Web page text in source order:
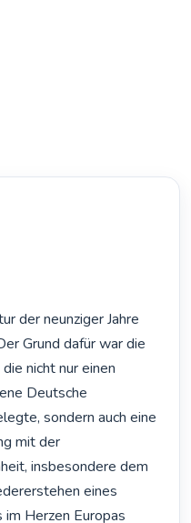
Grund dafür war die
nicht nur einen
Deutsche
sondern auch eine
mit der
insbesondere dem
eines
Herzen Europas